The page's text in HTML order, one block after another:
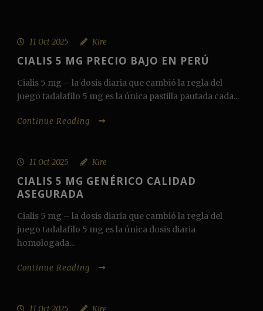
11 Oct 2025 Kire
CIALIS 5 MG PRECIO BAJO EN PERÚ
Cialis 5 mg – la dosis diaria que cambió la regla del
juego tadalafilo 5 mg es la única pastilla pautada cada...
Continue Reading
11 Oct 2025 Kire
CIALIS 5 MG GENÉRICO CALIDAD
ASEGURADA
Cialis 5 mg – la dosis diaria que cambió la regla del
juego tadalafilo 5 mg es la única dosis diaria
homologada...
Continue Reading